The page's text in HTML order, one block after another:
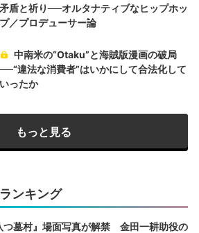
矛盾と祈り──オルタナティブなヒップホッ
プ／プロデューサー論
中南米の“Otaku”と海賊版漫画の破局
──“違法な消費者”はいかにして合法化して
いったか
もっと見る
ンキング
つ墓村』場面写真が解禁 金田一耕助役の